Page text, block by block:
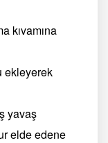
kıvamına
ekleyerek
yavaş
elde edene